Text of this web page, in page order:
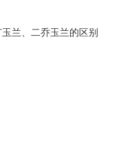
兰、二乔玉兰的区别